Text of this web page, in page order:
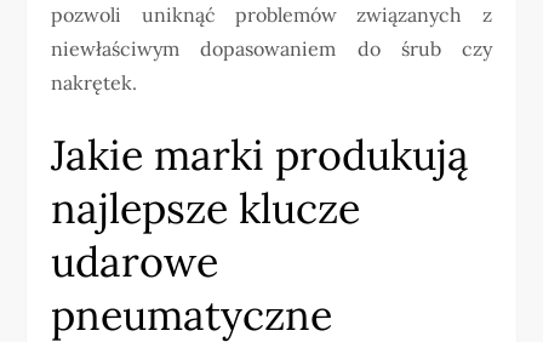
pozwoli uniknąć problemów związanych z
niewłaściwym dopasowaniem do śrub czy
nakrętek.
Jakie marki produkują
najlepsze klucze
udarowe
pneumatyczne